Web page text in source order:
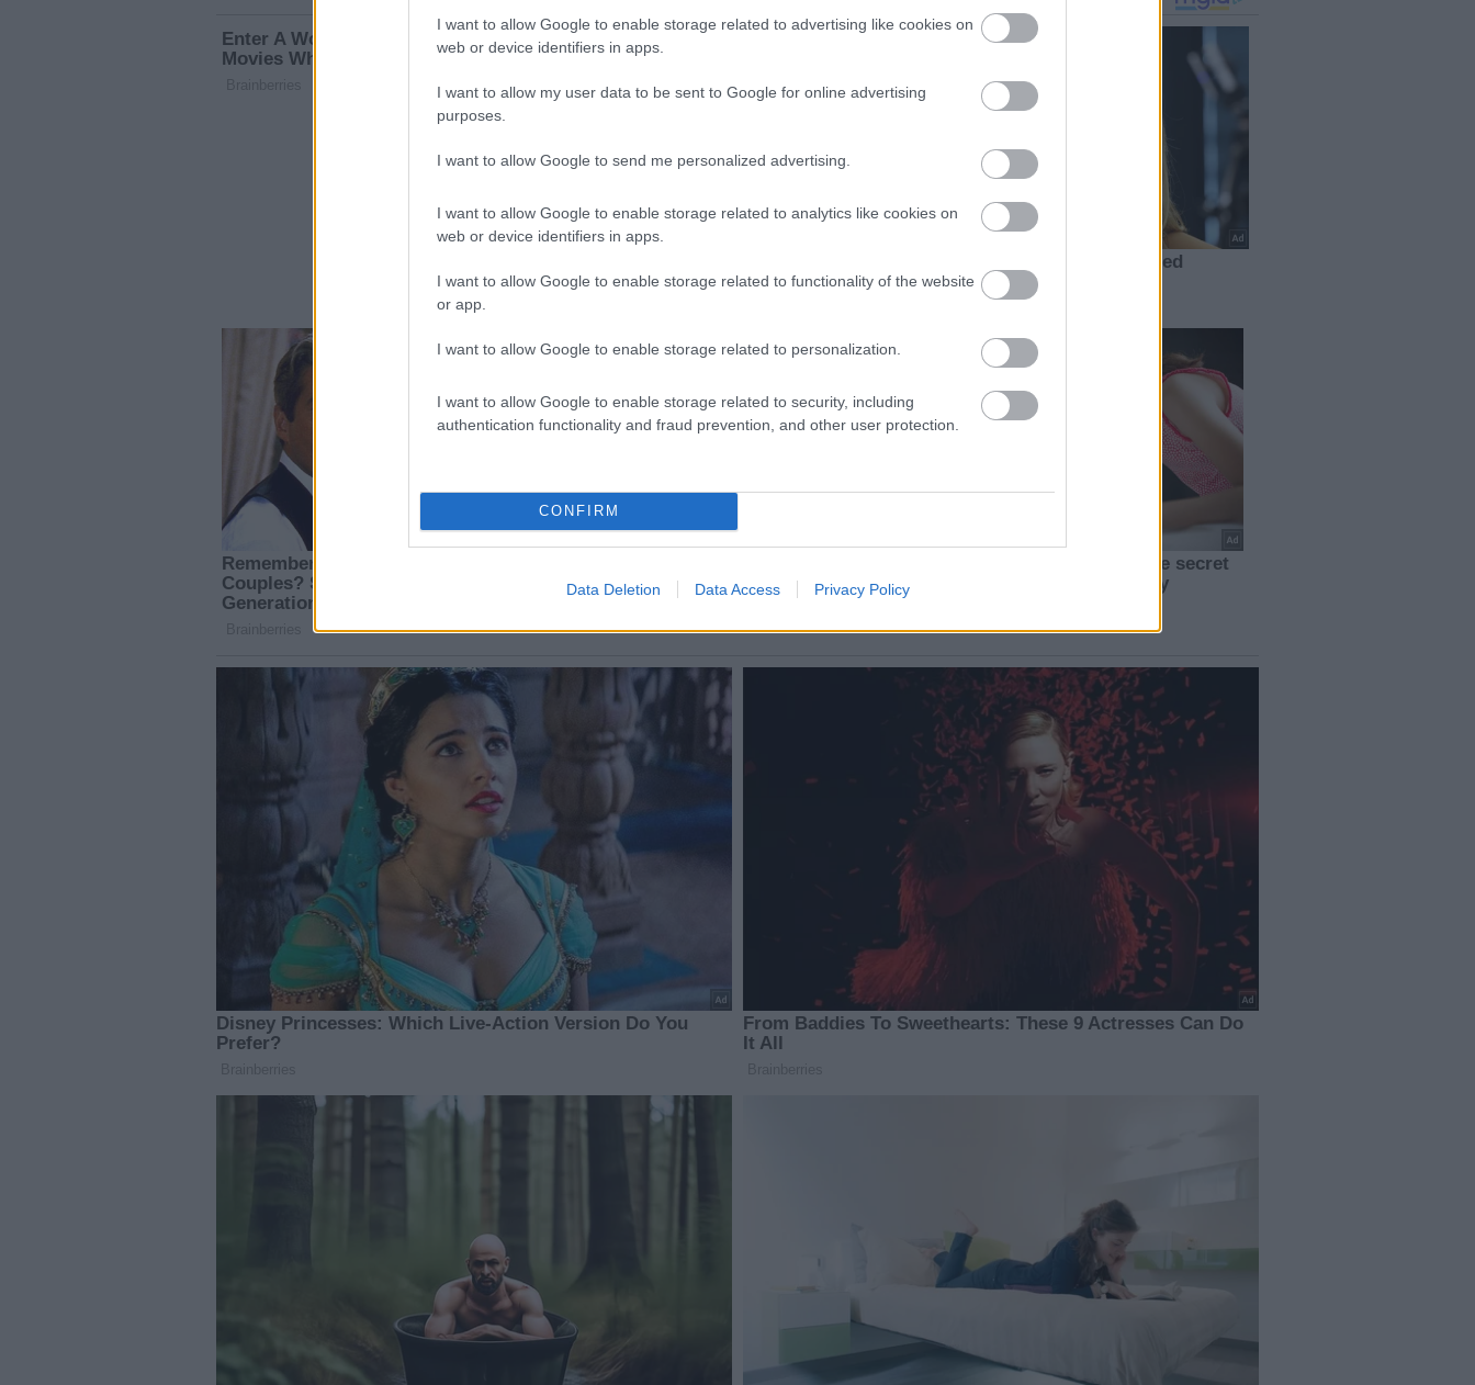
I want to allow Google to enable storage related to advertising like cookies on
web or device identifiers in apps.
I want to allow my user data to be sent to Google for online advertising
purposes.
I want to allow Google to send me personalized advertising.
I want to allow Google to enable storage related to analytics like cookies on
web or device identifiers in apps.
I want to allow Google to enable storage related to functionality of the website
or app.
I want to allow Google to enable storage related to personalization.
I want to allow Google to enable storage related to security, including
authentication functionality and fraud prevention, and other user protection.
CONFIRM
Data Deletion Data Access Privacy Policy